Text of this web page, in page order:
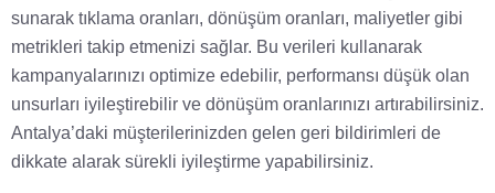
sunarak tıklama oranları, dönüşüm oranları, maliyetler gibi
metrikleri takip etmenizi sağlar. Bu verileri kullanarak
kampanyalarınızı optimize edebilir, performansı düşük olan
unsurları iyileştirebilir ve dönüşüm oranlarınızı artırabilirsiniz.
Antalya’daki müşterilerinizden gelen geri bildirimleri de
dikkate alarak sürekli iyileştirme yapabilirsiniz.